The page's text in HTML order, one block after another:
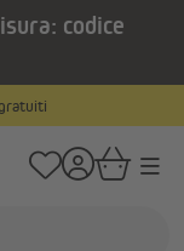
codice